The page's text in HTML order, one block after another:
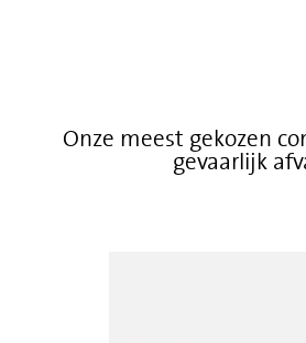
Onze meest gekozen
gevaarlijk